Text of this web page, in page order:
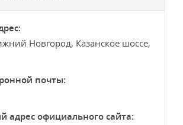
Новгород, Казанское шоссе,
почты:
адрес официального сайта: